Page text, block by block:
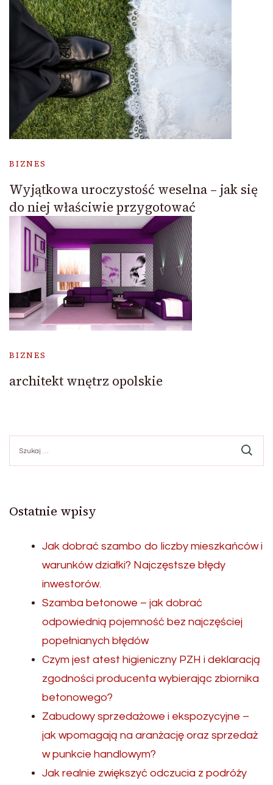
BIZNES
Wyjątkowa uroczystość weselna – jak się
do niej właściwie przygotować
BIZNES
architekt wnętrz opolskie
Ostatnie wpisy
Jak dobrać szambo do liczby mieszkańców i
warunków działki? Najczęstsze błędy
inwestorów.
Szamba betonowe – jak dobrać
odpowiednią pojemność bez najczęściej
popełnianych błędów
Czym jest atest higieniczny PZH i deklaracją
zgodności producenta wybierając zbiornika
betonowego?
Zabudowy sprzedażowe i ekspozycyjne –
jak wpomagają na aranżację oraz sprzedaż
w punkcie handlowym?
Jak realnie zwiększyć odczucia z podróży